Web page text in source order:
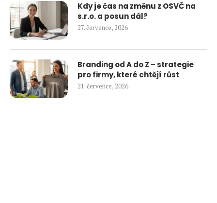
Kdy je čas na změnu z OSVČ na
s.r.o. a posun dál?
27. července, 2026
Branding od A do Z – strategie
pro firmy, které chtějí růst
21. července, 2026